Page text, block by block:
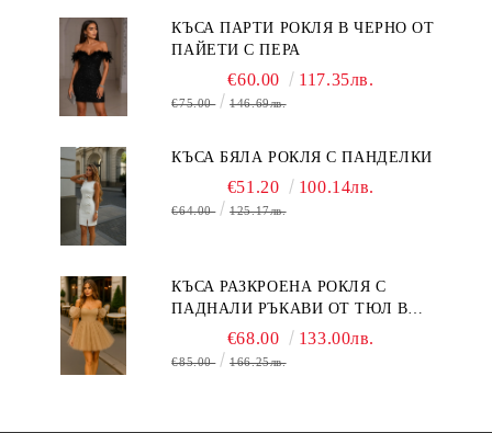
КЪСА ПАРТИ РОКЛЯ В ЧЕРНО ОТ
ПАЙЕТИ С ПЕРА
€60.00 117.35лв.
€75.00 146.69лв.
КЪСА БЯЛА РОКЛЯ С ПАНДЕЛКИ
€51.20 100.14лв.
€64.00 125.17лв.
КЪСА РАЗКРОЕНА РОКЛЯ С
ПАДНАЛИ РЪКАВИ ОТ ТЮЛ В
БЕЖОВО€68.00 133.00лв.
€85.00 166.25лв.